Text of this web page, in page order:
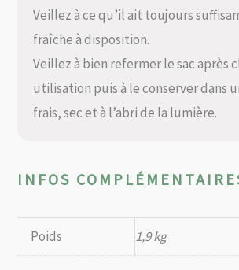
Veillez à ce qu’il ait toujours
fraîche à disposition.
Veillez à bien refermer le sac après
utilisation puis à le conserver dans
frais, sec et à l’abri de la lumière.
INFOS
Poids 1,9 kg